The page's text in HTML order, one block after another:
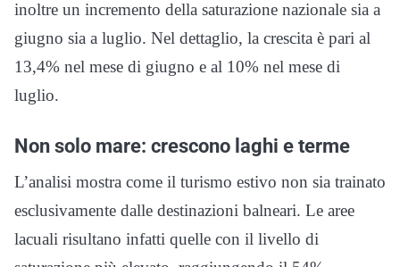
inoltre un incremento della saturazione nazionale sia a
giugno sia a luglio. Nel dettaglio, la crescita è pari al
13,4% nel mese di giugno e al 10% nel mese di
luglio.
Non solo mare: crescono laghi e terme
L’analisi mostra come il turismo estivo non sia trainato
esclusivamente dalle destinazioni balneari. Le aree
lacuali risultano infatti quelle con il livello di